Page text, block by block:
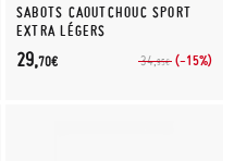
SABOTS CAOUTCHOUC SPORT
EXTRA LÉGERS
34,95€ (-15%)
29,70€